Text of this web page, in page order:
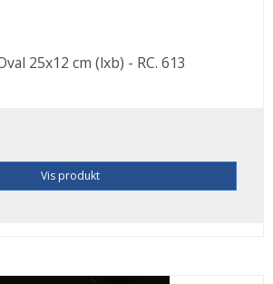
25x12 cm (lxb) - RC. 613
Vis produkt